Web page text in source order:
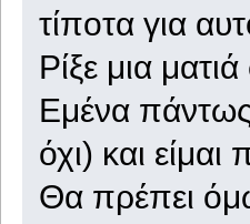
τίποτα για
Ρίξε μια
Εμένα
όχι) και
Θα πρέπει